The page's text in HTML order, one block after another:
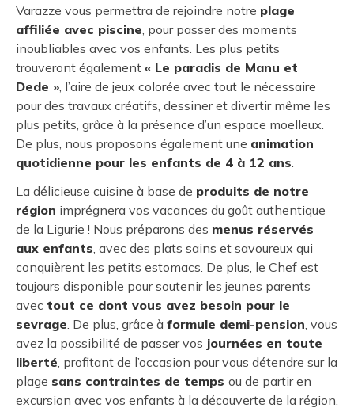
Varazze vous permettra de rejoindre notre plage
affiliée avec piscine, pour passer des moments
inoubliables avec vos enfants. Les plus petits
trouveront également « Le paradis de Manu et
Dede », l’aire de jeux colorée avec tout le nécessaire
pour des travaux créatifs, dessiner et divertir même les
plus petits, grâce à la présence d’un espace moelleux.
De plus, nous proposons également une animation
quotidienne pour les enfants de 4 à 12 ans.
La délicieuse cuisine à base de produits de notre
région imprégnera vos vacances du goût authentique
de la Ligurie ! Nous préparons des menus réservés
aux enfants, avec des plats sains et savoureux qui
conquièrent les petits estomacs. De plus, le Chef est
toujours disponible pour soutenir les jeunes parents
avec tout ce dont vous avez besoin pour le
sevrage. De plus, grâce à formule demi-pension, vous
avez la possibilité de passer vos journées en toute
liberté, profitant de l’occasion pour vous détendre sur la
plage sans contraintes de temps ou de partir en
excursion avec vos enfants à la découverte de la région.